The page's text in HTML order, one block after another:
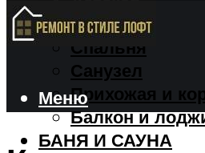
Кухня
Спальня
Санузел
Прихожая и
Балкон и
БАНЯ И САУНА
Меню